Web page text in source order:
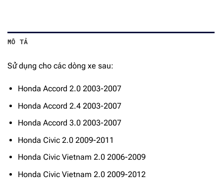
MÔ TẢ
Sử dụng cho các dòng xe sau:
Honda Accord 2.0 2003-2007
Honda Accord 2.4 2003-2007
Honda Accord 3.0 2003-2007
Honda Civic 2.0 2009-2011
Honda Civic Vietnam 2.0 2006-2009
Honda Civic Vietnam 2.0 2009-2012